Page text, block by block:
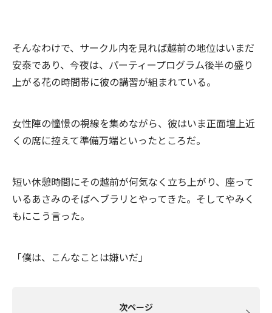
そんなわけで、サークル内を見れば越前の地位はいまだ
安泰であり、今夜は、パーティープログラム後半の盛り
上がる花の時間帯に彼の講習が組まれている。
女性陣の憧憬の視線を集めながら、彼はいま正面壇上近
くの席に控えて準備万端といったところだ。
短い休憩時間にその越前が何気なく立ち上がり、座って
いるあさみのそばへブラリとやってきた。そしてやみく
もにこう言った。
「僕は、こんなことは嫌いだ」
次ページ